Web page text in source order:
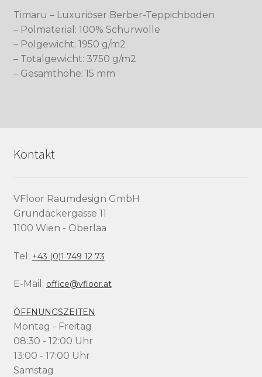
Timaru – Luxuriöser Berber-Teppichboden
– Polmaterial: 100% Schurwolle
– Polgewicht: 1950 g/m2
– Totalgewicht: 3750 g/m2
– Gesamthöhe: 15 mm
Kontakt
VFloor Raumdesign GmbH
Grundäckergasse 11
1100 Wien - Oberlaa
Tel: +43 (0)1 749 12 73
E-Mail: office@vfloor.at
ÖFFNUNGSZEITEN
Montag - Freitag
08:30 - 12:00 Uhr
13:00 - 17:00 Uhr
Samstag